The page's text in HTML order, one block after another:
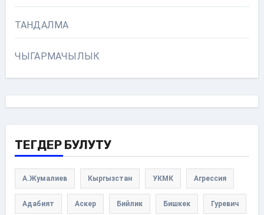
ТАНДАЛМА
ЧЫГАРМАЧЫЛЫК
ТЕГДЕР БУЛУТУ
А.Жумалиев Кыргызстан УКМК Агрессия
Адабият Аскер Бийлик Бишкек Гуревич